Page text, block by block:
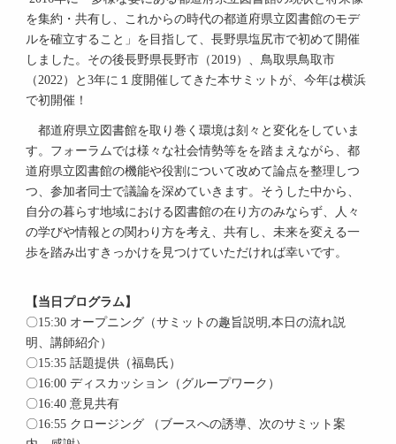
を集約・共有し、これからの時代の都道府県立図書館のモデ
ルを確立すること」を目指して、長野県塩尻市で初めて開催
しました。その後長野県長野市（2019）、鳥取県鳥取市
（2022）と3年に１度開催してきた本サミットが、今年は横浜
で初開催！
都道府県立図書館を取り巻く環境は刻々と変化をしていま
す。フォーラムでは様々な社会情勢等をを踏まえながら、都
道府県立図書館の機能や役割について改めて論点を整理しつ
つ、参加者同士で議論を深めていきます。そうした中から、
自分の暮らす地域における図書館の在り方のみならず、人々
の学びや情報との関わり方を考え、共有し、未来を変える一
歩を踏み出すきっかけを見つけていただければ幸いです。
【当日プログラム】
〇15:30 オープニング（サミットの趣旨説明,本日の流れ説
明、講師紹介）
〇15:35 話題提供（福島氏）
〇16:00 ディスカッション（グループワーク）
〇16:40 意見共有
〇16:55 クロージング （ブースへの誘導、次のサミット案